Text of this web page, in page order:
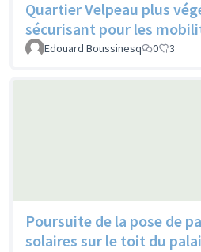
Quartier Velpeau plus
sécurisant pour les
Edouard Boussinesq 0 3
Poursuite de la pose de
solaires sur le toit du